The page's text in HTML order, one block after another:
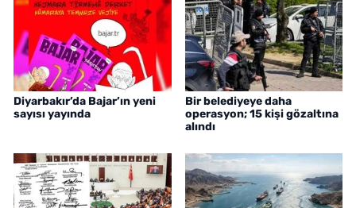
Diyarbakır’da Bajar’ın yeni
sayısı yayında
Bir belediyeye daha
operasyon; 15 kişi gözaltına
alındı